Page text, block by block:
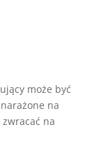
może być
na
na